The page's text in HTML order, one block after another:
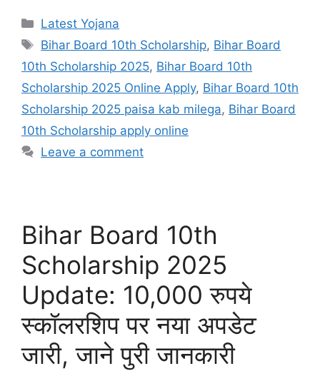
Categories
Latest Yojana
Tags
Bihar Board 10th Scholarship, Bihar Board
10th Scholarship 2025, Bihar Board 10th
Scholarship 2025 Online Apply, Bihar Board 10th
Scholarship 2025 paisa kab milega, Bihar Board
10th Scholarship apply online
Leave a comment
Bihar Board 10th
Scholarship 2025
Update: 10,000 रुपये
स्कॉलरशिप पर नया अपडेट
जारी, जाने पुरी जानकारी